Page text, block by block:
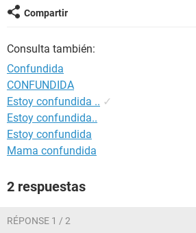
GLOSARIO
Compartir
Consulta también:
Confundida
CONFUNDIDA
Estoy confundida .. ✓
Estoy confundida..
Estoy confundida
Mama confundida
2 respuestas
RÉPONSE 1 / 2